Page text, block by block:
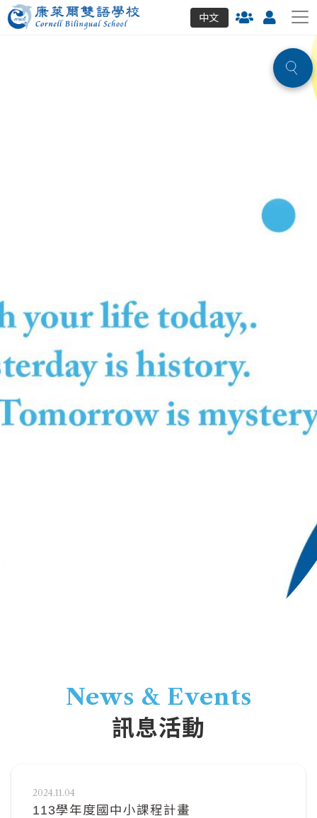
News & Events
訊息活動
2024.11.04
113學年度國中小課程計畫